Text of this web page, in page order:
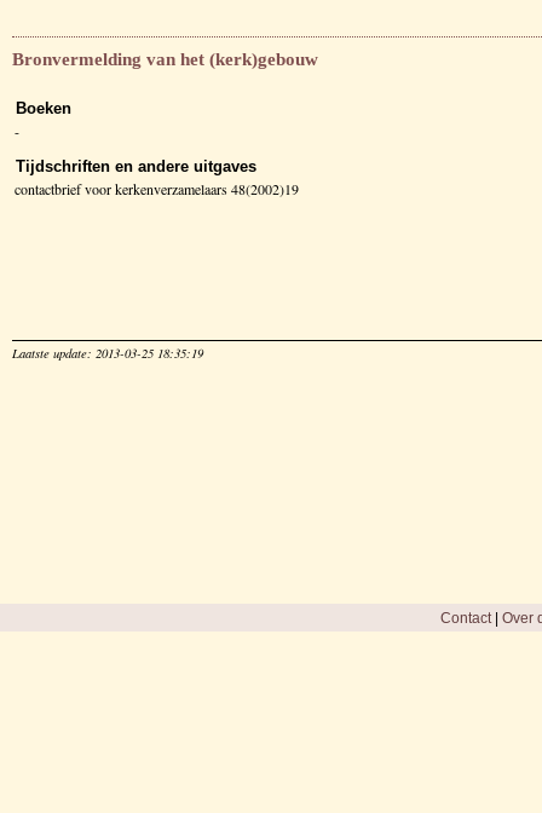
Bronvermelding van het (kerk)gebouw
Boeken
-
Tijdschriften en andere uitgaves
contactbrief voor kerkenverzamelaars 48(2002)19
Laatste update: 2013-03-25 18:35:19
Contact| Over